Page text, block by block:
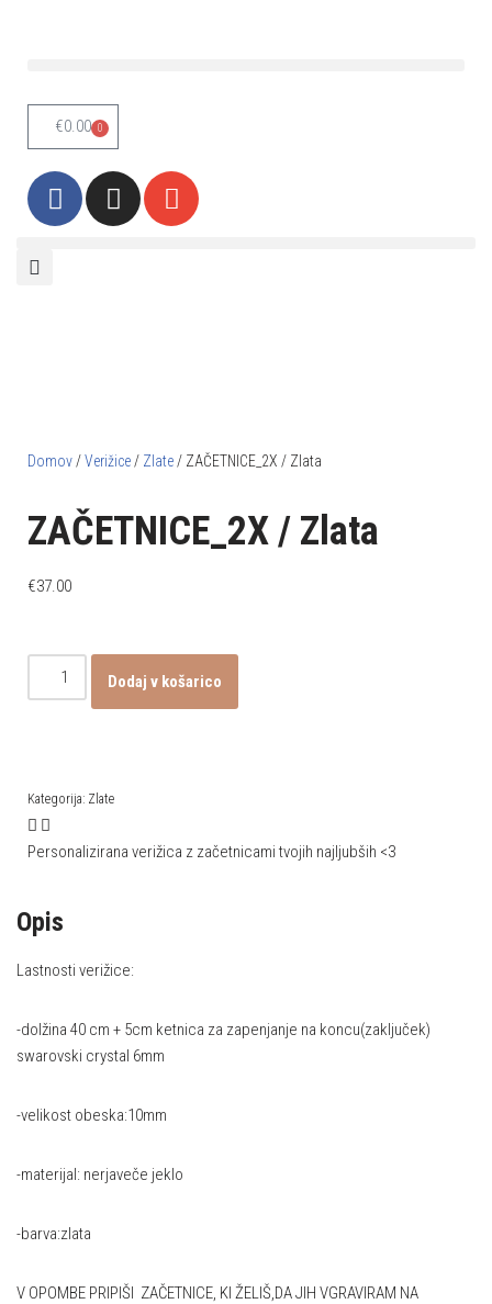
vsebino
€0.00 0
Domov /Verižice / Zlate / ZAČETNICE_2X / Zlata
ZAČETNICE_2X / Zlata
€37.00
Dodaj v košarico
Kategorija: Zlate
Personalizirana verižica z začetnicami tvojih najljubših <3
Opis
Lastnosti verižice:
-dolžina 40 cm + 5cm ketnica za zapenjanje na koncu(zaključek)
swarovski crystal 6mm
-velikost obeska:10mm
-materijal: nerjaveče jeklo
-barva:zlata
V OPOMBE PRIPIŠI ZAČETNICE, KI ŽELIŠ,DA JIH VGRAVIRAM NA